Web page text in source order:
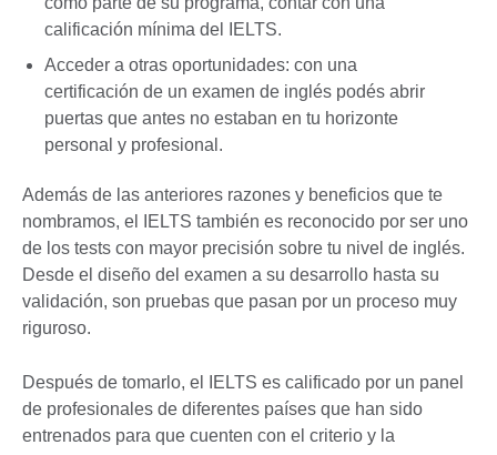
calificación mínima del IELTS.
Acceder a otras oportunidades: con una
certificación de un examen de inglés podés abrir
puertas que antes no estaban en tu horizonte
personal y profesional.
Además de las anteriores razones y beneficios que te
nombramos, el IELTS también es reconocido por ser uno
de los tests con mayor precisión sobre tu nivel de inglés.
Desde el diseño del examen a su desarrollo hasta su
validación, son pruebas que pasan por un proceso muy
riguroso.
Después de tomarlo, el IELTS es calificado por un panel
de profesionales de diferentes países que han sido
entrenados para que cuenten con el criterio y la